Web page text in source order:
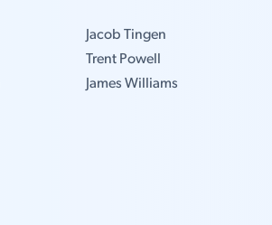
Jacob Tingen
Trent Powell
James Williams